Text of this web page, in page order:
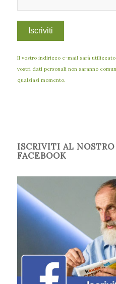
Il vostro indirizzo e-mail sarà
vostri dati personali non saranno
qualsiasi momento.
ISCRIVITI AL
FACEBOOK